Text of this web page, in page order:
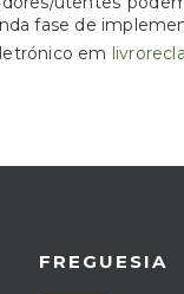
fase de
em
FREGUESIA